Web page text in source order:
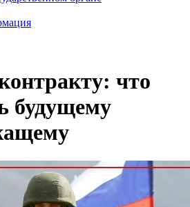
что
будущему